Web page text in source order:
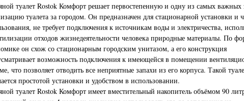
туалет Rostok Комфорт решает первостепенную и одну из самых важных
туалета за городом. Он предназначен для стационарной установки и
не требует подключения к источникам воды и электричества,
отходов жизнедеятельности человека природные материалы. По
он схож со стационарным городским унитазом, а его конструкция
возможность подключения к имеющейся в помещении
что позволяет отводить все неприятные запахи из его корпуса. Такой
простотой установки и удобством в использовании.
туалет Rostok Комфорт имеет вместительный накопитель объёмом 90